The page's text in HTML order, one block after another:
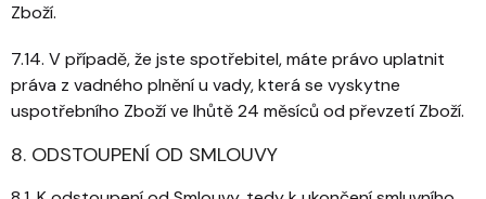
Zboží.
7.14. V případě, že jste spotřebitel, máte právo uplatnit
práva z vadného plnění u vady, která se vyskytne
uspotřebního Zboží ve lhůtě 24 měsíců od převzetí Zboží.
8. ODSTOUPENÍ OD SMLOUVY